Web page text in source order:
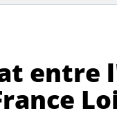
entre